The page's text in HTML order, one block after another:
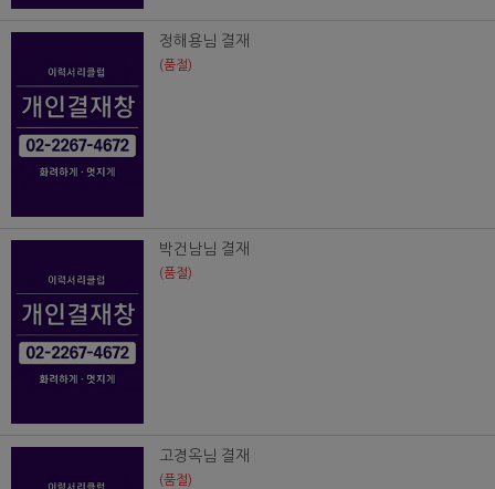
정해용님 결재
(품절)
박건남님 결재
(품절)
고경옥님 결재
(품절)